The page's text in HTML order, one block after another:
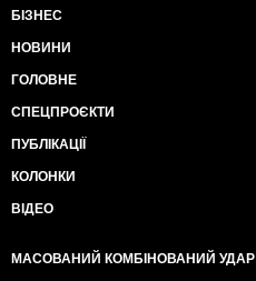
БІЗНЕС
НОВИНИ
ГОЛОВНЕ
СПЕЦПРОЄКТИ
ПУБЛІКАЦІЇ
КОЛОНКИ
ВІДЕО
МАСОВАНИЙ КОМБІНОВАНИЙ УДАР